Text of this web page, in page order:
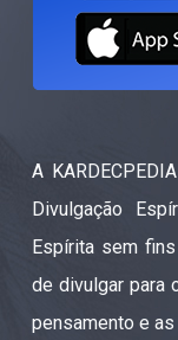
A
Divulgação
Espírita sem
de divulgar para
pensamento e